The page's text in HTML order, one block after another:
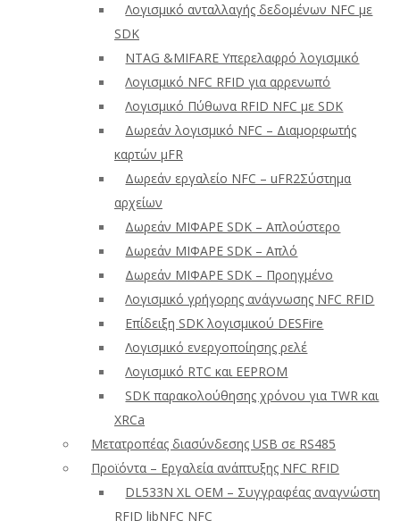
Λογισμικό ανταλλαγής δεδομένων NFC με
SDK
NTAG &MIFARE Υπερελαφρό λογισμικό
Λογισμικό NFC RFID για αρρενωπό
Λογισμικό Πύθωνα RFID NFC με SDK
Δωρεάν λογισμικό NFC – Διαμορφωτής
καρτών μFR
Δωρεάν εργαλείο NFC – uFR2Σύστημα
αρχείων
Δωρεάν ΜΙΦΑΡΕ SDK – Απλούστερο
Δωρεάν ΜΙΦΑΡΕ SDK – Απλό
Δωρεάν ΜΙΦΑΡΕ SDK – Προηγμένο
Λογισμικό γρήγορης ανάγνωσης NFC RFID
Επίδειξη SDK λογισμικού DESFire
Λογισμικό ενεργοποίησης ρελέ
Λογισμικό RTC και EEPROM
SDK παρακολούθησης χρόνου για TWR και
XRCa
Μετατροπέας διασύνδεσης USB σε RS485
Προϊόντα – Εργαλεία ανάπτυξης NFC RFID
DL533N XL OEM – Συγγραφέας αναγνώστη
RFID libNFC NFC